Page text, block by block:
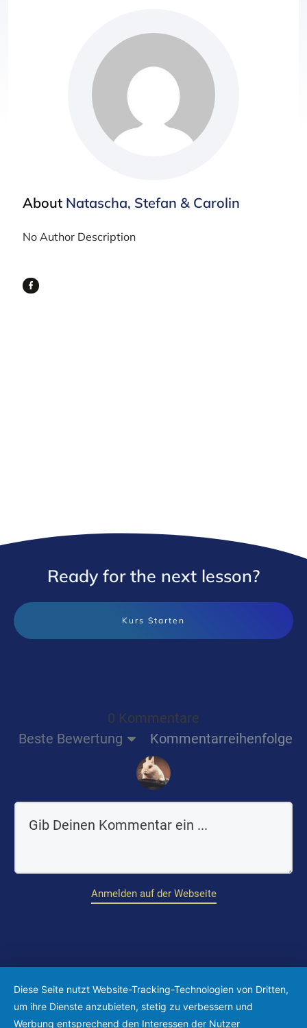
About Natascha, Stefan & Carolin
No Author Description
Ready for the next lesson?
Kurs Starten
0 Kommentare
Beste Bewertung
Kommentarreihenfolge
Anmelden auf der Webseite
Diese Seite nutzt Website-Tracking-Technologien von Dritten,
um ihre Dienste anzubieten, stetig zu verbessern und
Werbung entsprechend den Interessen der Nutzer